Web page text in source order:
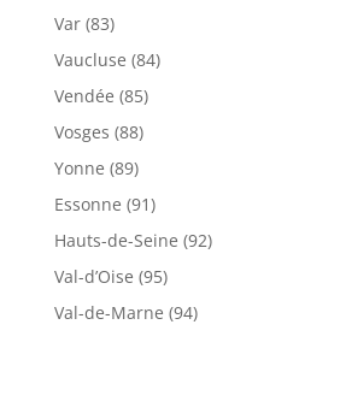
Var (83)
Vaucluse (84)
Vendée (85)
Vosges (88)
Yonne (89)
Essonne (91)
Hauts-de-Seine (92)
Val-d’Oise (95)
Val-de-Marne (94)